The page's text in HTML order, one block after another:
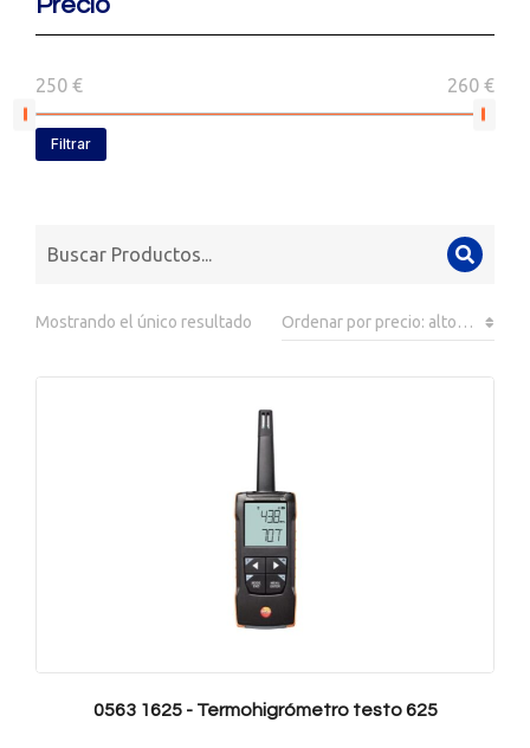
250 € 260 €
Filtrar
Mostrando el único resultado
0563 1625 - Termohigrómetro testo 625